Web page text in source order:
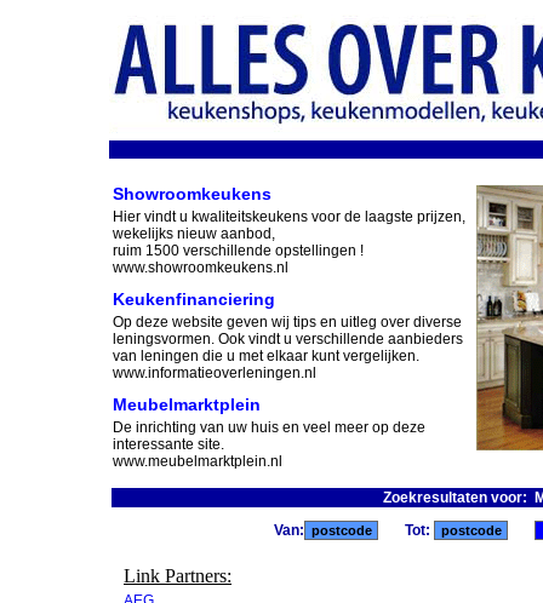
Showroomkeukens
Hier vindt u kwaliteitskeukens voor de laagste prijzen,
wekelijks nieuw aanbod,
ruim 1500 verschillende opstellingen !
www.showroomkeukens.nl
Keukenfinanciering
Op deze website geven wij tips en uitleg over diverse
leningsvormen. Ook vindt u verschillende aanbieders
van leningen die u met elkaar kunt vergelijken.
www.informatieoverleningen.nl
Meubelmarktplein
De inrichting van uw huis en veel meer op deze
interessante site.
www.meubelmarktplein.nl
Zoekresultaten voor:
Link Partners:
Van: Tot: